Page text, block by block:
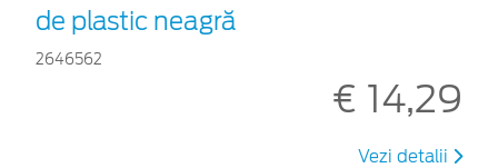
de plastic neagră
2646562
€ 14,29
Vezi detalii